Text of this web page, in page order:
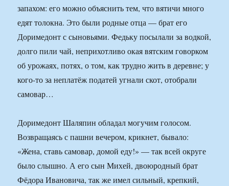
запахом: его можно объяснить тем, что вятичи много
едят толокна. Это были родные отца — брат его
Доримедонт с сыновьями. Федьку посылали за водкой,
долго пили чай, неприхотливо окая вятским говорком
об урожаях, потях, о том, как трудно жить в деревне; у
кого-то за неплатёж податей угнали скот, отобрали
самовар…
Доримедонт Шаляпин обладал могучим голосом.
Возвращаясь с пашни вечером, крикнет, бывало:
«Жена, ставь самовар, домой еду!» — так всей округе
было слышно. А его сын Михей, двоюродный брат
Фёдора Ивановича, так же имел сильный, крепкий,